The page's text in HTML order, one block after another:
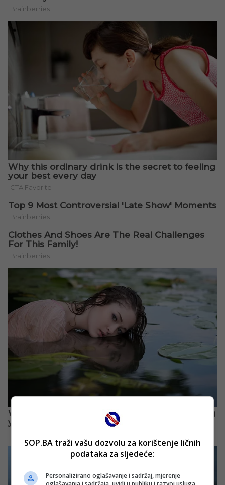
SOP.BA traži vašu dozvolu za korištenje ličnih
podataka za sljedeće:
Personalizirano oglašavanje i sadržaj, mjerenje